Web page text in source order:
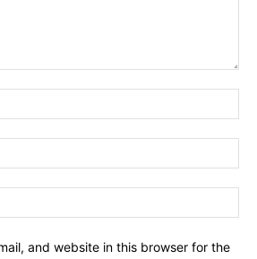
and website in this browser for the